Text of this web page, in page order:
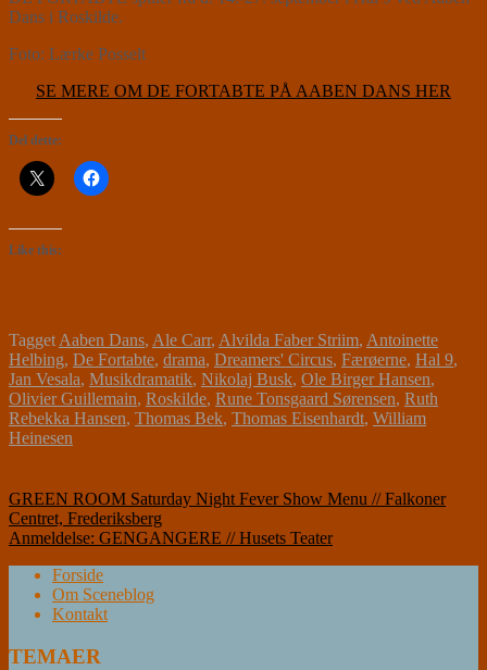
Dans i Roskilde.
Foto: Lærke Posselt
SE MERE OM DE FORTABTE PÅ AABEN DANS HER
Del dette:
Like this:
TaggetAaben Dans, Ale Carr, Alvilda Faber Striim, Antoinette
Helbing, De Fortabte, drama, Dreamers' Circus, Færøerne, Hal 9,
Jan Vesala, Musikdramatik, Nikolaj Busk, Ole Birger Hansen,
Olivier Guillemain, Roskilde, Rune Tonsgaard Sørensen, Ruth
Rebekka Hansen, Thomas Bek, Thomas Eisenhardt, William
Heinesen
Indlægsnavigation
GREEN ROOM Saturday Night Fever Show Menu // Falkoner
Centret, Frederiksberg
Anmeldelse: GENGANGERE // Husets Teater
Forside
Om Sceneblog
Kontakt
TEMAER